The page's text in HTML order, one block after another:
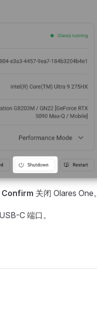
Confirm 关闭 Olares One。
C 端口。